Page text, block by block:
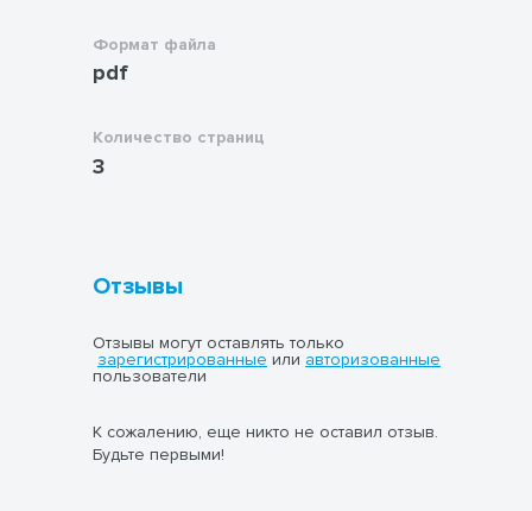
Формат файла
pdf
Количество страниц
3
Отзывы
Отзывы могут оставлять только
зарегистрированные или авторизованные
пользователи
К сожалению, еще никто не оставил отзыв.
Будьте первыми!